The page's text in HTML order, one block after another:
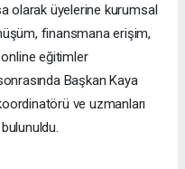
olarak üyelerine kurumsal
finansmana erişim,
eğitimler
Başkan Kaya
ve uzmanları